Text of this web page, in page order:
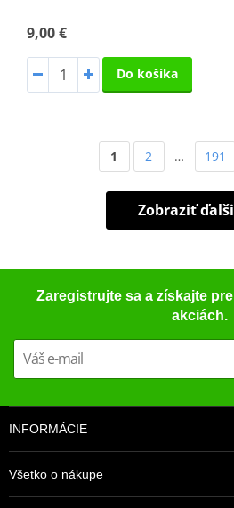
9,00 €
Do košíka
1 2 … 191
Zobraziť
Zaregistrujte sa a získajte
akciách.
INFORMÁCIE
Všetko o nákupe